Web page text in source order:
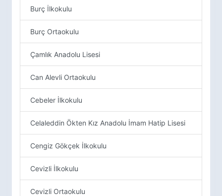
Burç İlkokulu
Burç Ortaokulu
Çamlık Anadolu Lisesi
Can Alevli Ortaokulu
Cebeler İlkokulu
Celaleddin Ökten Kız Anadolu İmam Hatip Lisesi
Cengiz Gökçek İlkokulu
Cevizli İlkokulu
Cevizli Ortaokulu